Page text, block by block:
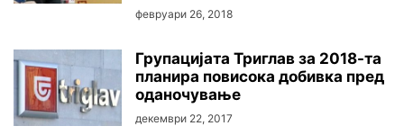
февруари 26, 2018
Групацијата Триглав за 2018-та
планира повисока добивка пред
оданочување
декември 22, 2017